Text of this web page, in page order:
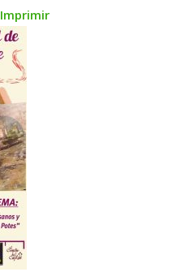
Imprimir